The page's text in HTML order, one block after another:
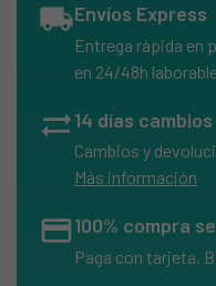
Falmec,
Falmec,
Falmec, RONDOFR1420
Falmec, RONDOFR1610
Falmec, RIALTO1230
local_shippingEnvíos Express
Entrega rápida en
en 24/48h
sync_alt14 días
Cambios y
Más información
credit_card100% compra
Paga con tarjeta,